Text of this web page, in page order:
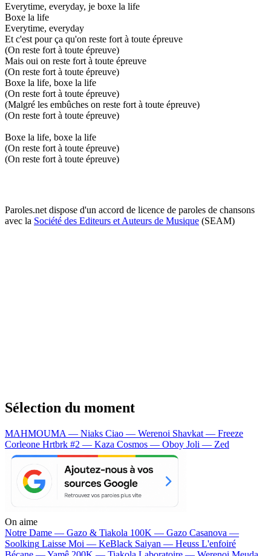
Everytime, everyday, je boxe la life
Boxe la life
Everytime, everyday
Et c'est pour ça qu'on reste fort à toute épreuve
(On reste fort à toute épreuve)
Mais oui on reste fort à toute épreuve
(On reste fort à toute épreuve)
Boxe la life, boxe la life
(On reste fort à toute épreuve)
(Malgré les embûches on reste fort à toute épreuve)
(On reste fort à toute épreuve)
Boxe la life, boxe la life
(On reste fort à toute épreuve)
(On reste fort à toute épreuve)
Paroles.net dispose d'un accord de licence de paroles de chansons
avec la Société des Editeurs et Auteurs de Musique (SEAM)
Sélection du moment
MAHMOUMA — Niaks Ciao — Werenoi Shavkat — Freeze
Corleone Hrtbrk #2 — Kaza Cosmos — Oboy Joli — Zed
On aime
Notre Dame — Gazo & Tiakola 100K — Gazo Casanova —
Soolking Laisse Moi — KeBlack Saiyan — Heuss L'enfoiré